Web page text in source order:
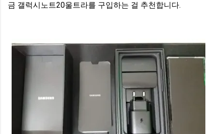
금 갤럭시노트20울트라를 구입하는 걸 추천합니다.